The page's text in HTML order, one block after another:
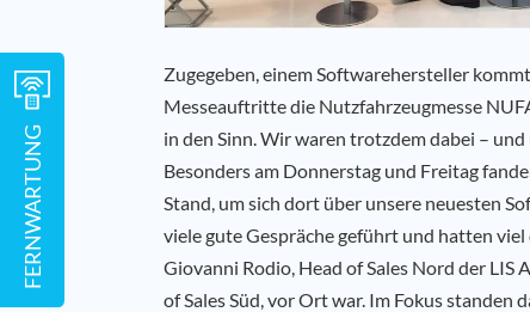
Zugegeben, einem Softwarehersteller
Messeauftritte die Nutzfahrzeugmesse
in den Sinn. Wir waren trotzdem dabei –
Besonders am Donnerstag und Freitag
Stand, um sich dort über unsere neuesten
viele gute Gespräche geführt und hatten
Giovanni Rodio, Head of Sales Nord der LIS
of Sales Süd, vor Ort war. Im Fokus standen
FERNWARTUNG